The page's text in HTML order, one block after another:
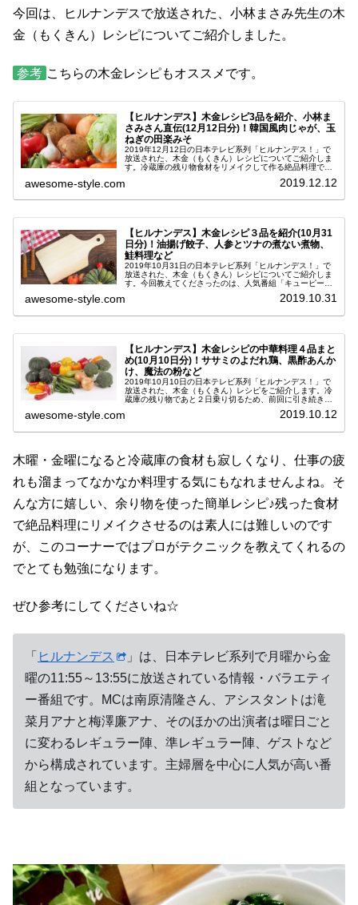
今回は、ヒルナンデスで放送された、小林まさみ先生の木
金（もくきん）レシピについてご紹介しました。
参考 こちらの木金レシピもオススメです。
【ヒルナンデス】木金レシピ3品を紹介、小林ま
さみさん直伝(12月12日分)！韓国風肉じゃが、玉
ねぎの田楽みそ
2019年12月12日の日本テレビ系列「ヒルナンデス！」で
放送された、木金（もくきん）レシピについてご紹介しま
す。冷蔵庫の残り物食材をリメイクして作る絶品料理で
awesome-style.com 2019.12.12
【ヒルナンデス】木金レシピ３品を紹介(10月31
日分)！油揚げ餃子、人参とツナの煮ない煮物、
鮭料理など
2019年10月31日の日本テレビ系列「ヒルナンデス！」で
放送された、木金（もくきん）レシピについてご紹介しま
す。今回教えてくださったのは、人気番組「キューピー３
awesome-style.com 2019.10.31
【ヒルナンデス】木金レシピの中華料理４品まと
め(10月10日分)！ササミのよだれ鶏、黒酢あんか
け、魔法の粉など
2019年10月10日の日本テレビ系列「ヒルナンデス！」で
放送された、木金（もくきん）レシピをご紹介します。冷
蔵庫の残り物であと２日乗り切るため、前回に引き続き中
awesome-style.com 2019.10.12
木曜・金曜になると冷蔵庫の食材も寂しくなり、仕事の疲
れも溜まってなかなか料理する気にもなれませんよね。そ
んな方に嬉しい、余り物を使った簡単レシピ♪残った食材
で絶品料理にリメイクさせるのは素人には難しいのです
が、このコーナーではプロがテクニックを教えてくれるの
でとても勉強になります。
ぜひ参考にしてくださいね☆
「 ヒルナンデス
」は、日本テレビ系列で月曜から金
曜の11:55～13:55に放送されている情報・バラエティ
ー番組です。MCは南原清隆さん、アシスタントは滝
菜月アナと梅澤廉アナ、そのほかの出演者は曜日ごと
に変わるレギュラー陣、準レギュラー陣、ゲストなど
から構成されています。主婦層を中心に人気が高い番
組となっています。